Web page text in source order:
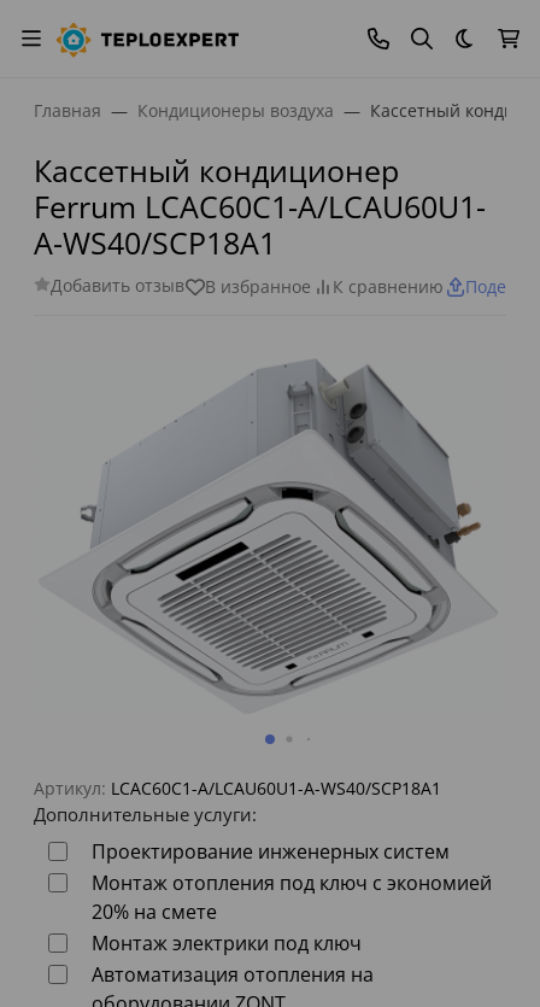
Темная
Главная Кондиционеры воздуха Кассетный
Кассетный кондиционер
Ferrum LCAC60C1-A/LCAU60U1-
A-WS40/SCP18A1
Добавить отзыв В избранное К сравнению
Артикул: LCAC60C1-A/LCAU60U1-A-WS40/SCP18A1
Дополнительные услуги:
Проектирование инженерных систем
Монтаж отопления под ключ с экономией
20% на смете
Монтаж электрики под ключ
Автоматизация отопления на